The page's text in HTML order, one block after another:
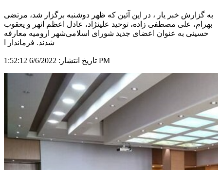
به گزارش خبر یار ، در این آئین که ظهر دوشنبه برگزار شد، مرتضی
بهرام، علی مصطفی زاده، توحید علینژاد، عادل اعظم انهر و یعقوب
حسینی به عنوان اعضای جدید شورای اسلامی‌شهر ارومیه معارفه
شدند. فرماندار ا
تاریخ انتشار: 6/6/2022 1:52:12 PM